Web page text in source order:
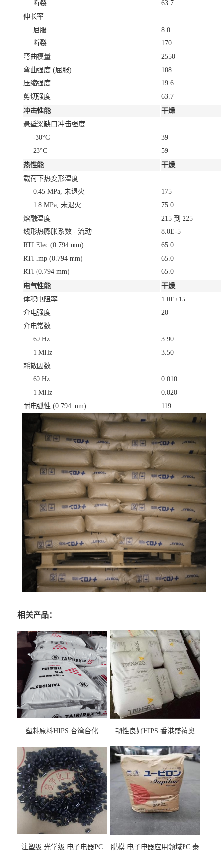
断裂
63.7
伸长率
屈服
8.0
断裂
170
弯曲模量
2550
弯曲强度 (屈服)
108
压缩强度
19.6
剪切强度
63.7
冲击性能
干燥
悬壁梁缺口冲击强度
-30°C
39
23°C
59
热性能
干燥
载荷下热变形温度
0.45 MPa, 未退火
175
1.8 MPa, 未退火
75.0
熔融温度
215 到 225
线形热膨胀系数 - 流动
8.0E-5
RTI Elec (0.794 mm)
65.0
RTI Imp (0.794 mm)
65.0
RTI (0.794 mm)
65.0
电气性能
干燥
体积电阻率
1.0E+15
介电强度
20
介电常数
60 Hz
3.90
1 MHz
3.50
耗散因数
60 Hz
0.010
1 MHz
0.020
耐电弧性 (0.794 mm) 119
相关产品：
塑料原料HIPS 台湾台化
用料
韧性良好HIPS 香港盛禧奥
注塑级 光学级 电子电器PC
脱模 电子电器应用领域PC 泰